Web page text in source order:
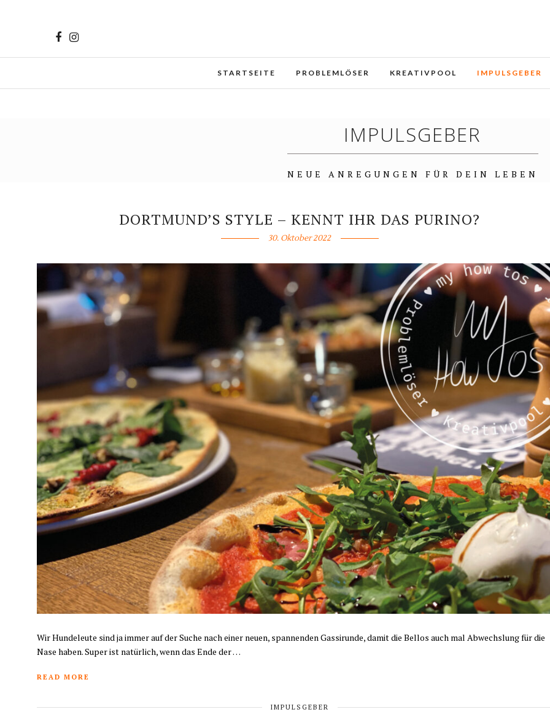
Mehr erfahren
STARTSEITE PROBLEMLÖSER KREATIVPOOL IMPULSGEBER
IMPULSGEBER
NEUE ANREGUNGEN FÜR DEIN LEBEN
DORTMUND’S STYLE – KENNT IHR DAS PURINO?
30. Oktober 2022
Wir Hundeleute sind ja immer auf der Suche nach einer neuen, spannenden Gassirunde, damit die Bellos auch mal Abwechslung für die
Nase haben. Super ist natürlich, wenn das Ende der …
READ MORE
IMPULSGEBER